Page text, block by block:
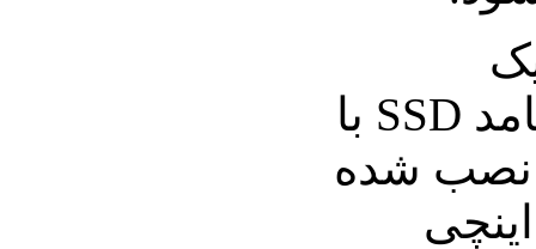
گیگابایتی و حافظه جامد SSD با
نصب شده
و نمایشگر 9/8 اینچی